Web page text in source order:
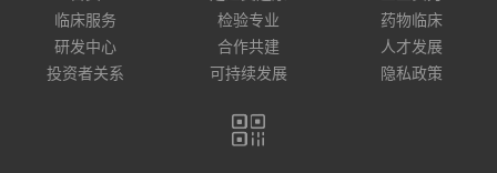
临床服务
检验专业
药物临床
研发中心
合作共建
人才发展
投资者关系
可持续发展 隐私政策